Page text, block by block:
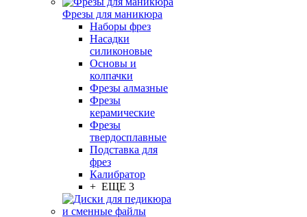
Фрезы для маникюра
Наборы фрез
Насадки
силиконовые
Основы и
колпачки
Фрезы алмазные
Фрезы
керамические
Фрезы
твердосплавные
Подставка для
фрез
Калибратор
+ ЕЩЕ 3